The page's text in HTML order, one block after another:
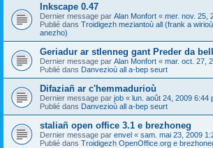
Inkscape 0.47
Dernier message par Alan Monfort « mer. nov. 25,
Publié dans Troidigezh meziantoù all (frank a
anezho)
Geriadur ar stlenneg gant Preder da
Dernier message par Alan Monfort « mar. oct. 27,
Publié dans Danvezioù all a-bep seurt
Difaziañ ar c'hemmadurioù
Dernier message par job « lun. août 24, 2009 6:44
Publié dans Danvezioù all a-bep seurt
staliañ open office 3.1 e brezhoneg
Dernier message par envel « sam. mai 23, 2009
Publié dans Troidigezh OpenOffice.org e